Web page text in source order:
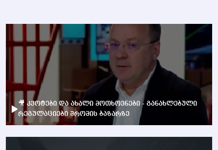
🎥 კვოტები და ახალი მოთხოვნები - განახლებული
რეგულაციები შრომის ბაზარზე